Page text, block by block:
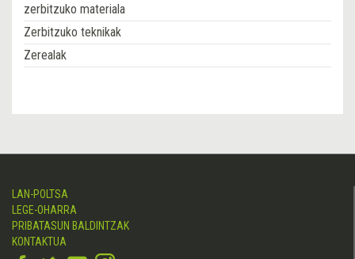
zerbitzuko materiala
Zerbitzuko teknikak
Zerealak
LAN-POLTSA
LEGE-OHARRA
PRIBATASUN BALDINTZAK
KONTAKTUA